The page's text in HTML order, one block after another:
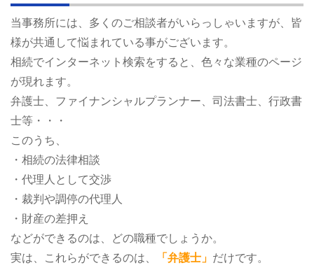
当事務所には、多くのご相談者がいらっしゃいますが、皆
様が共通して悩まれている事がございます。
相続でインターネット検索をすると、色々な業種のページ
が現れます。
弁護士、ファイナンシャルプランナー、司法書士、行政書
士等・・・
このうち、
・相続の法律相談
・代理人として交渉
・裁判や調停の代理人
・財産の差押え
などができるのは、どの職種でしょうか。
実は、これらができるのは、
「弁護士」 だけです。